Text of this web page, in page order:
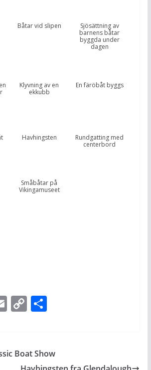
Båtar vid slipen
Sjösättning av
barnens båtar
byggda under
dagen
Klyvning av en
ekkubb
En färöbåt byggs
Havhingsten
Rundgatting med
centerbord
Småbåtar på
Vikingamuseet
E
l
C
y
D
Boat Show